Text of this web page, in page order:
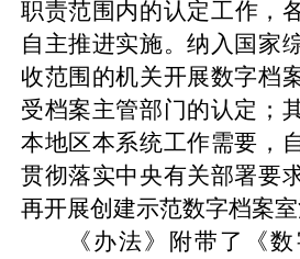
职责范围内的认定工作 ，
自主推进实施。纳入国家
收范围的机关开展数字档
受档案主管部门的认定；
本地区本系统工作需要，
贯彻落实中央有关部署要
再开展创建示范数字档案室
《办法》 附带了 《